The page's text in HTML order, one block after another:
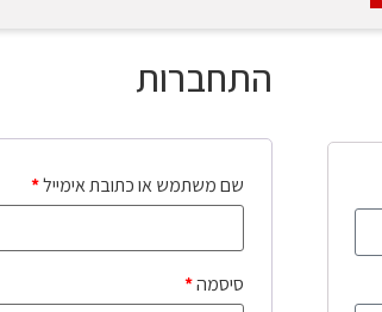
התחברות
שם משתמש או כתובת אימייל*
סיסמה*